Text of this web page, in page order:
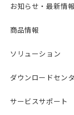
お知らせ・最新情報
商品情報
ソリューション
ダウンロードセンタ
サービスサポート